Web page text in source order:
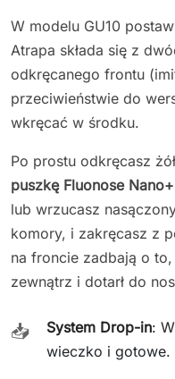
W modelu GU10
Atrapa składa się z
odkręcanego frontu
przeciwieństwie do
wkręcać w środku.
Po prostu odkręcasz
puszkę Fluonose Nano+
lub wrzucasz
komory, i zakręcasz z
na froncie zadbają o
zewnątrz i dotarł do
📥 System Drop-in:
wieczko i gotowe.